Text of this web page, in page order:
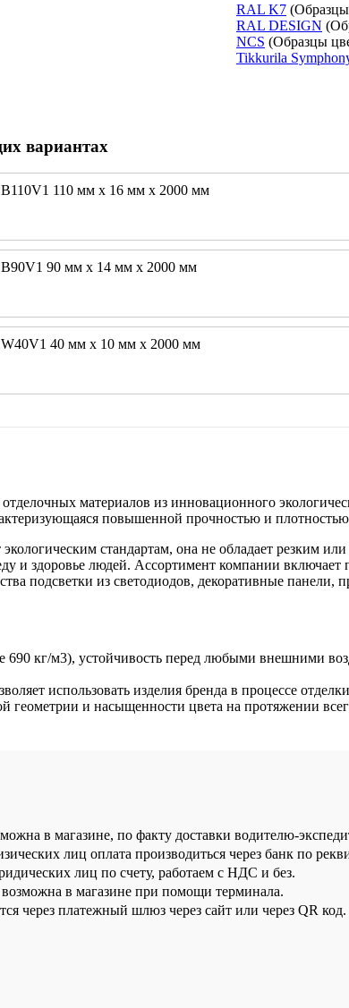
RAL K7
RAL DESIGN
NCS (Образцы
Tikkurila
вариантах
110 мм х 16 мм х 2000 мм
90 мм х 14 мм х 2000 мм
40 мм х 10 мм х 2000 мм
материалов из инновационного
повышенной прочностью и
стандартам, она не обладает резким
и здоровье людей. Ассортимент компании
подсветки из светодиодов, декоративные
690 кг/м3), устойчивость перед любыми внешними
использовать изделия бренда в процессе
геометрии и насыщенности цвета на протяжении
в магазине, по факту доставки водителю-
лиц оплата производиться через банк по
лиц по счету, работаем с НДС и без.
в магазине при помощи терминала.
через платежный шлюз через сайт или через QR код.